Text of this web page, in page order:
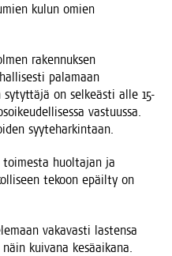
kulun omien
raken­nuk­sen
pala­maan
sytyt­tä­jä on sel­keäs­ti alle 15-
vas­tuus­sa.
syyteharkintaan.
huol­ta­jan ja
tekoon epäil­ty on
vaka­vas­ti las­ten­sa
kui­va­na kesäaikana.